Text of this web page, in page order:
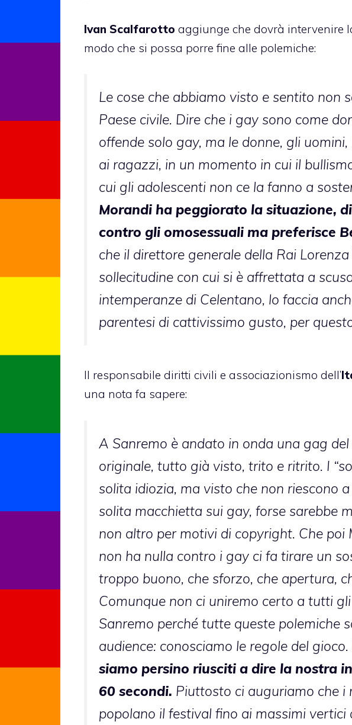
Ivan Scalfarotto aggiunge che dovrà intervenire
modo che si possa porre fine alle polemiche:
Le cose che abbiamo visto e sentito non
Paese civile. Dire che i gay sono come
offende solo gay, ma le donne, gli
ai ragazzi, in un momento in cui il
cui gli adolescenti non ce la fanno a
Morandi ha peggiorato la situazione,
contro gli omosessuali ma preferisce
che il direttore generale della Rai
sollecitudine con cui si è affrettata a
intemperanze di Celentano, lo faccia
parentesi di cattivissimo gusto, per
Il responsabile diritti civili e associazionismo dell’
una nota fa sapere:
A Sanremo è andato in onda una gag
originale, tutto già visto, trito e ritrito. I
solita idiozia, ma visto che non riescono
solita macchietta sui gay, forse sarebbe
non altro per motivi di copyright. Che poi
non ha nulla contro i gay ci fa tirare un
troppo buono, che sforzo, che apertura,
Comunque non ci uniremo certo a tutti
Sanremo perché tutte queste polemiche
audience: conosciamo le regole del
siamo persino riusciti a dire la nostra
60 secondi. Piuttosto ci auguriamo che i
popolano il festival fino ai massimi